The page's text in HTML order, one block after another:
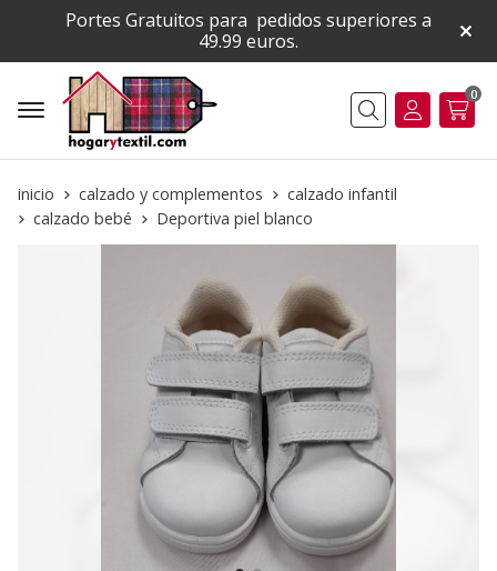
Portes Gratuitos para pedidos superiores a
49.99 euros.
Buscar
0
inicio calzado y complementos
calzado infantil
calzado bebé
Deportiva piel blanco